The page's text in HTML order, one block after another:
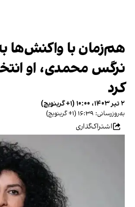
هم‌زمان با واکنش‌ها
نرگس محمدی، او
کرد
۲ تیر ۱۴۰۳، ۱۰:۰۰ (‎+۱ گرینویچ)
به‌روزرسانی: ۱۶:۳۹ (‎+۱ گرینویچ)
اشتراک‌گذاری